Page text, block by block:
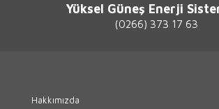
Yüksel Güneş Enerji
(0266) 373 17 63
Hakkımızda